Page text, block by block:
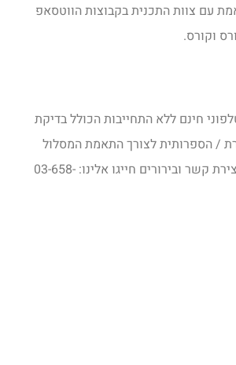
עם צוות התכנית בקבוצות הווטסאפ
וקורס.
חינם ללא התחייבות הכולל בדיקת
/ הספרותית לצורך התאמת המסלול
המדוייק עבורכם. ליצירת קשר ובירורים חייגו אלינו: 03-658-